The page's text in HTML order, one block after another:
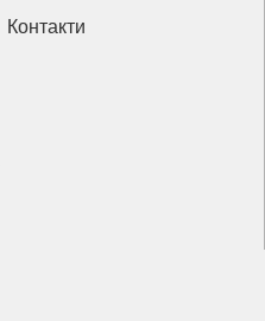
Контакти